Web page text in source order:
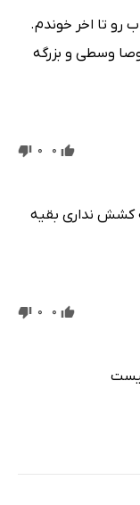
رو تا اخر خوندم.
وسطی و بزرگه
0
0
کشش نداری بقیه
0
0